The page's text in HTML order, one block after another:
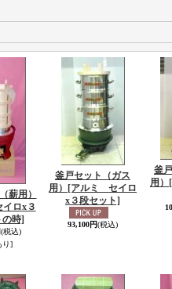
薪用）
ロx３
時]
(税込)
り]
釜戸セット（ガス
用）
[アルミ セイロ
x３段セット]
93,100円(税込)
釜
用）